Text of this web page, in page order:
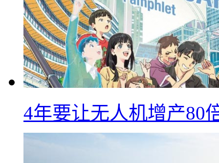
4年要让无人机增产80